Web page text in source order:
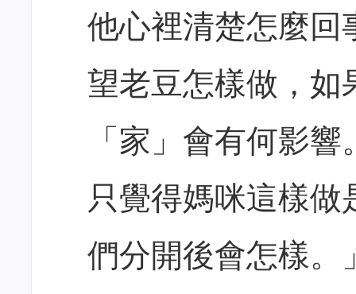
他心裡清楚怎麼回
望老豆怎樣做，如
「家」會有何影
只覺得媽咪這樣
們分開後會怎樣。